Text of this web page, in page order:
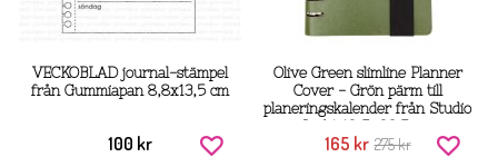
VECKOBLAD journal-stämpel
från Gummiapan 8,8x13,5 cm
100 kr
Olive Green slimline Planner
Cover - Grön pärm till
planeringskalender från Studio
165 kr 275 kr